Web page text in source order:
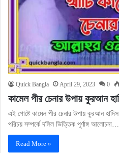
Quick Bangla April 29, 2023 0
কামেল পীর চেনার উপায় কুরআন
এই পোষ্টে কামেল পীর চেনার উপায় কুরআন
পরিচয় সম্পর্কে দলিল ভিত্তিক পূর্ণাঙ্গ আলোচনা…
Read More »